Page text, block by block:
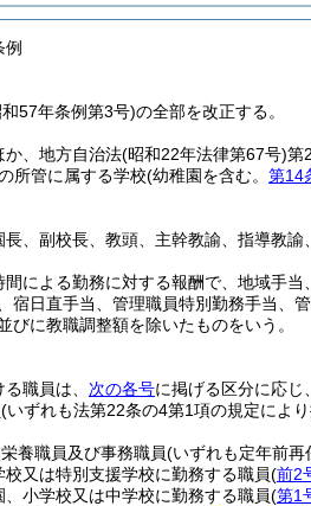
57年条例第3号)の全部を改正する。
か、地方自治法(昭和22年法律第67号)第
所管に属する学校(幼稚園を含む。 第14
、副校長、教頭、主幹教諭、指導教
による勤務に対する報酬で、地域手
宿日直手当、管理職員特別勤務手当、
に教職調整額を除いたものをいう。
職員は、 次の各号に掲げる区分に応じ
(いずれも法第22条の4第1項の規定によ
養職員及び事務職員(いずれも定年前再
又は特別支援学校に勤務する職員(前2
小学校又は中学校に勤務する職員(第1